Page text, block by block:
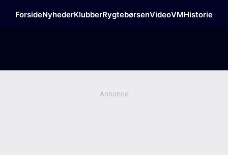
ForsideNyhederKlubberRygtebørsenVideoVMHistorie
Annonce